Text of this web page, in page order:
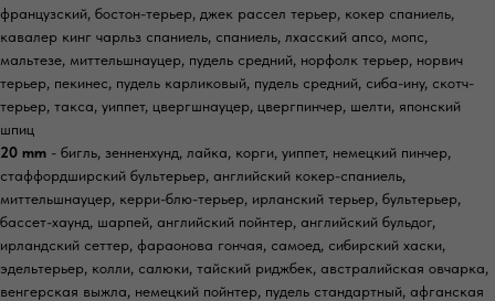
французский, бостон-терьер, джек рассел терьер, кокер спаниель,
кавалер кинг чарльз спаниель, спаниель, лхасский апсо, мопс,
мальтезе, миттельшнауцер, пудель средний, норфолк терьер, норвич
терьер, пекинес, пудель карликовый, пудель средний, сиба-ину, скотч-
терьер, такса, уиппет, цвергшнауцер, цвергпинчер, шелти, японский
шпиц
20 mm - бигль, зенненхунд, лайка, корги, уиппет, немецкий пинчер,
стаффордширский бультерьер, английский кокер-спаниель,
миттельшнауцер, керри-блю-терьер, ирланский терьер, бультерьер,
бассет-хаунд, шарпей, английский пойнтер, английский бульдог,
ирландский сеттер, фараонова гончая, самоед, сибирский хаски,
эдельтерьер, колли, салюки, тайский риджбек, австралийская овчарка,
венгерская выжла, немецкий пойнтер, пудель стандартный, афганская